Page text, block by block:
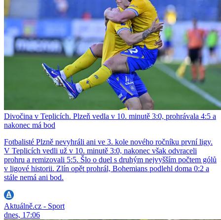
Divočina v Teplicích. Plzeň vedla v 10. minutě 3:0, prohrávala 4:5 a
nakonec má bod
Fotbalisté Plzně nevyhráli ani ve 3. kole nového ročníku první ligy.
V Teplicích vedli už v 10. minutě 3:0, nakonec však odvraceli
prohru a remizovali 5:5. Šlo o duel s druhým nejvyšším počtem gólů
v ligové historii. Zlín opět prohrál, Bohemians podlehl doma 0:2 a
stále nemá ani bod.
Aktuálně.cz - Sport
dnes, 17:06